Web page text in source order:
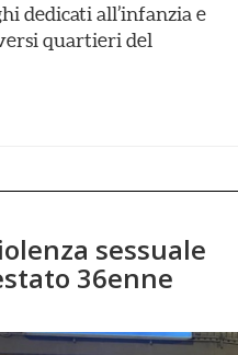
dedicati all’infanzia e
quartieri del
sessuale
36enne